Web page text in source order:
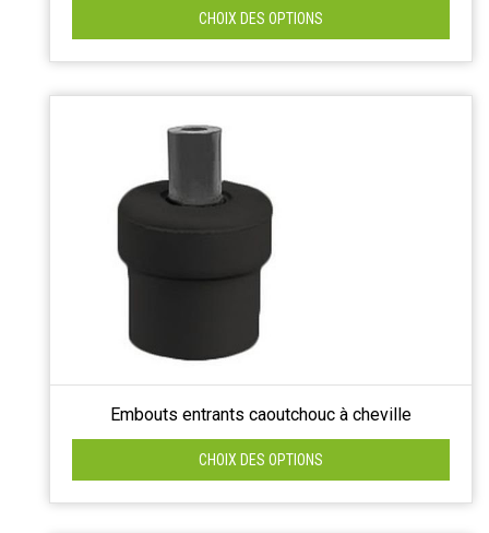
CHOIX DES OPTIONS
Embouts entrants caoutchouc à cheville
CHOIX DES OPTIONS